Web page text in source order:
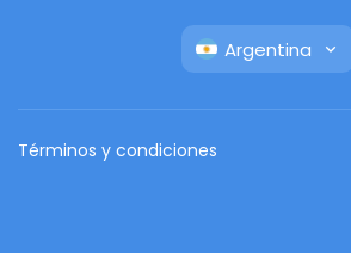
Argentina
Términos y condiciones